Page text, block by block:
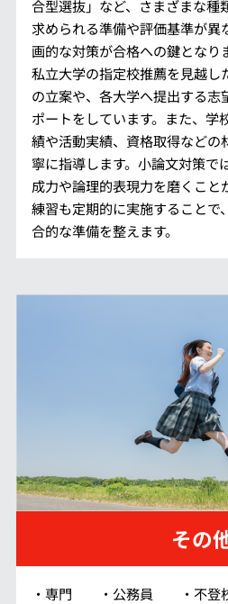
合型選抜」など、さまざまな種
求められる準備や評価基準が異
画的な対策が合格への鍵となり
私立大学の指定校推薦を見越し
の立案や、各大学へ提出する志
ポートをしています。また、学
績や活動実績、資格取得などの
寧に指導します。小論文対策で
成力や論理的表現力を磨くこと
練習も定期的に実施することで
合的な準備を整えます。
その
・専門 ・公務員 ・不